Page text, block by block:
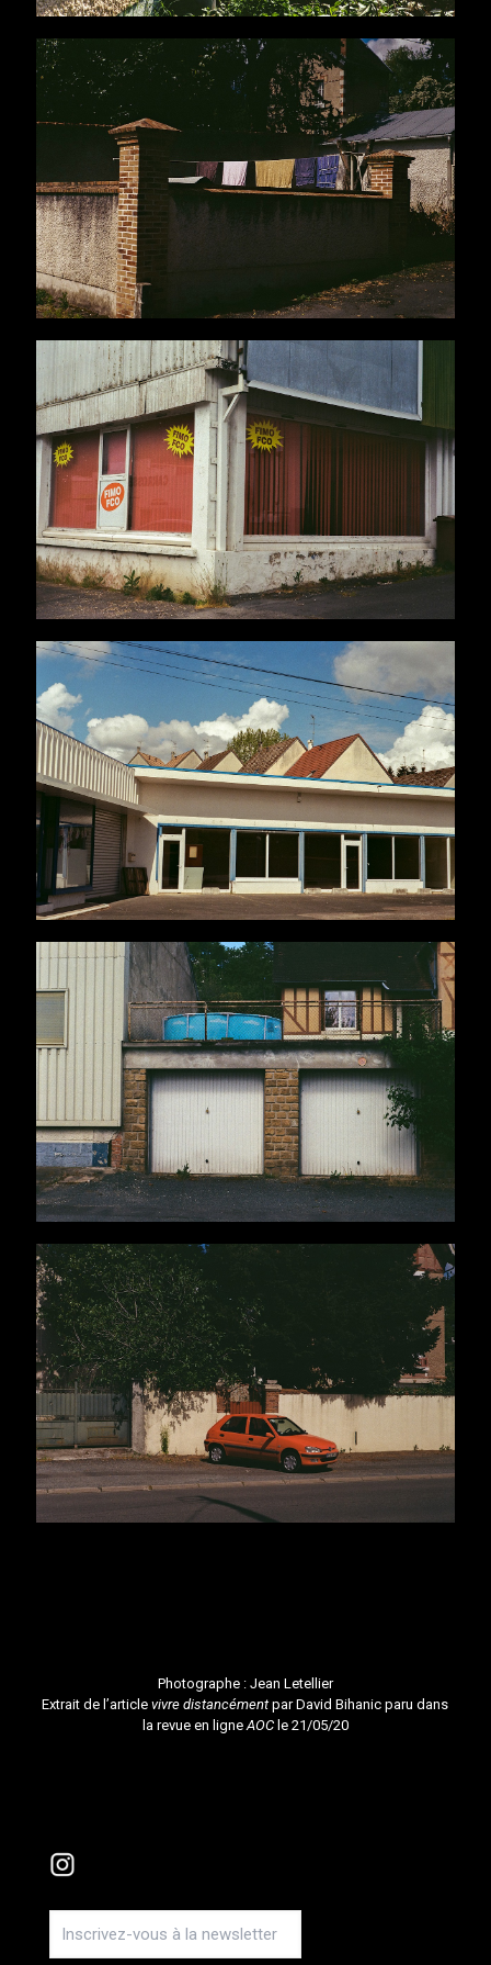
Photographe : Jean Letellier
Extrait de l’articlevivre distancémentpar David Bihanic paru dans
la revue en ligneAOCle 21/05/20
Instagram